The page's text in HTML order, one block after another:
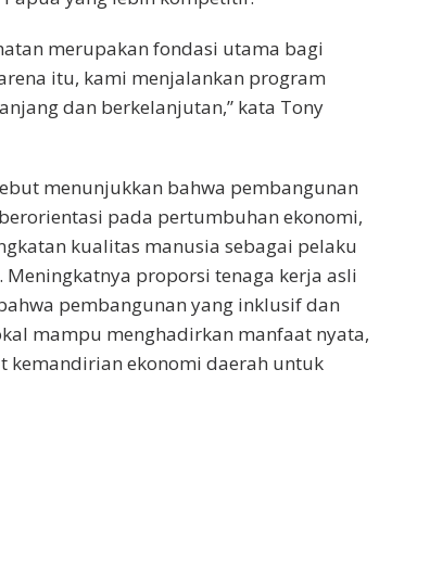
merupakan fondasi utama bagi
itu, kami menjalankan program
dan berkelanjutan,” kata Tony
menunjukkan bahwa pembangunan
pada pertumbuhan ekonomi,
kualitas manusia sebagai pelaku
proporsi tenaga kerja asli
pembangunan yang inklusif dan
mampu menghadirkan manfaat nyata,
kemandirian ekonomi daerah untuk